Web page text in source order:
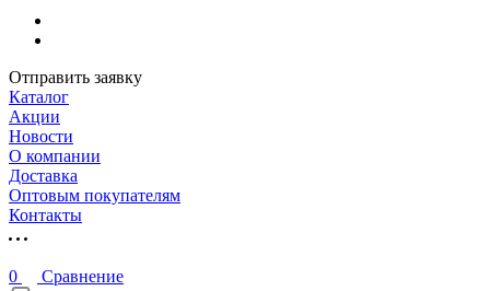
Отправить заявку
Каталог
Акции
Новости
О компании
Доставка
Оптовым покупателям
Контакты
0
Сравнение